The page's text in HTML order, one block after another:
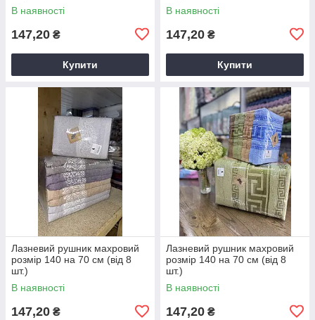
В наявності
147,20 ₴
Купити
В наявності
147,20 ₴
Купити
Лазневий рушник махровий
розмір 140 на 70 см (від 8
шт.)
В наявності
147,20 ₴
Лазневий рушник махровий
розмір 140 на 70 см (від 8
шт.)
В наявності
147,20 ₴